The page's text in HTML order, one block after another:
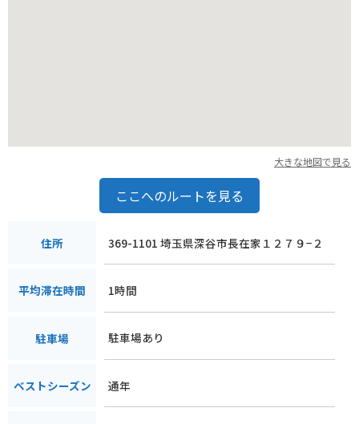
大きな地図で見る
ここへのルートを見る
住所 369-1101 埼玉県深谷市長在家１２７９−２
平均滞在時間 1時間
駐車場 駐車場あり
ベストシーズン 通年